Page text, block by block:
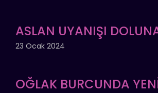
ASLAN UYANIŞI
23 Ocak 2024
OĞLAK BURCUNDA